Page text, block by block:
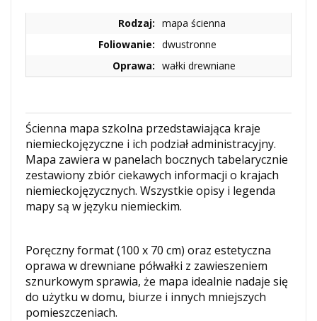
Rodzaj: mapa ścienna
Foliowanie: dwustronne
Oprawa: wałki drewniane
Ścienna mapa szkolna przedstawiająca kraje
niemieckojęzyczne i ich podział administracyjny.
Mapa zawiera w panelach bocznych tabelarycznie
zestawiony zbiór ciekawych informacji o krajach
niemieckojęzycznych. Wszystkie opisy i legenda
mapy są w języku niemieckim.
Poręczny format (100 x 70 cm) oraz estetyczna
oprawa w drewniane półwałki z zawieszeniem
sznurkowym sprawia, że mapa idealnie nadaje się
do użytku w domu, biurze i innych mniejszych
pomieszczeniach.